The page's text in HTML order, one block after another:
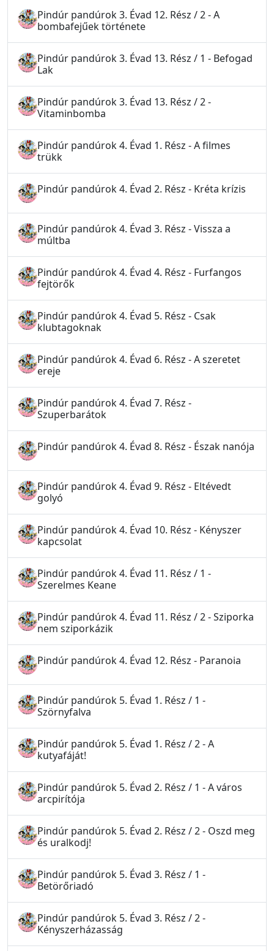
Pindúr pandúrok 3. Évad 12. Rész / 2 - A
bombafejűek története
Pindúr pandúrok 3. Évad 13. Rész / 1 - Befogad
Lak
Pindúr pandúrok 3. Évad 13. Rész / 2 -
Vitaminbomba
Pindúr pandúrok 4. Évad 1. Rész - A filmes
trükk
Pindúr pandúrok 4. Évad 2. Rész - Kréta krízis
Pindúr pandúrok 4. Évad 3. Rész - Vissza a
múltba
Pindúr pandúrok 4. Évad 4. Rész - Furfangos
fejtörők
Pindúr pandúrok 4. Évad 5. Rész - Csak
klubtagoknak
Pindúr pandúrok 4. Évad 6. Rész - A szeretet
ereje
Pindúr pandúrok 4. Évad 7. Rész -
Szuperbarátok
Pindúr pandúrok 4. Évad 8. Rész - Észak nanója
Pindúr pandúrok 4. Évad 9. Rész - Eltévedt
golyó
Pindúr pandúrok 4. Évad 10. Rész - Kényszer
kapcsolat
Pindúr pandúrok 4. Évad 11. Rész / 1 -
Szerelmes Keane
Pindúr pandúrok 4. Évad 11. Rész / 2 - Sziporka
nem sziporkázik
Pindúr pandúrok 4. Évad 12. Rész - Paranoia
Pindúr pandúrok 5. Évad 1. Rész / 1 -
Szörnyfalva
Pindúr pandúrok 5. Évad 1. Rész / 2 - A
kutyafáját!
Pindúr pandúrok 5. Évad 2. Rész / 1 - A város
arcpirítója
Pindúr pandúrok 5. Évad 2. Rész / 2 - Oszd meg
és uralkodj!
Pindúr pandúrok 5. Évad 3. Rész / 1 -
Betörőriadó
Pindúr pandúrok 5. Évad 3. Rész / 2 -
Kényszerházasság